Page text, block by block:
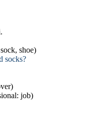
.
shoe)
socks?
job)